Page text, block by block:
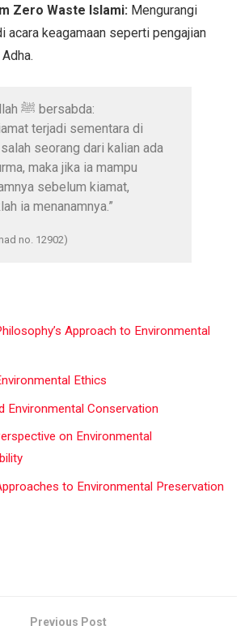
Zero Waste Islami: Mengurangi
acara keagamaan seperti pengajian
Rasulullah ﷺ bersabda:
terjadi sementara di
seorang dari kalian ada
maka jika ia mampu
sebelum kiamat,
ia menanamnya.”
no. 12902)
Approach to Environmental
Ethics
Environmental Conservation
on Environmental
to Environmental Preservation
Previous Post